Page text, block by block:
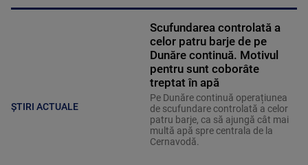
ȘTIRI ACTUALE
Scufundarea controlată a
celor patru barje de pe
Dunăre continuă. Motivul
pentru sunt coborâte
treptat în apă
Pe Dunăre continuă operațiunea
de scufundare controlată a celor
patru barje, ca să ajungă cât mai
multă apă spre centrala de la
Cernavodă.